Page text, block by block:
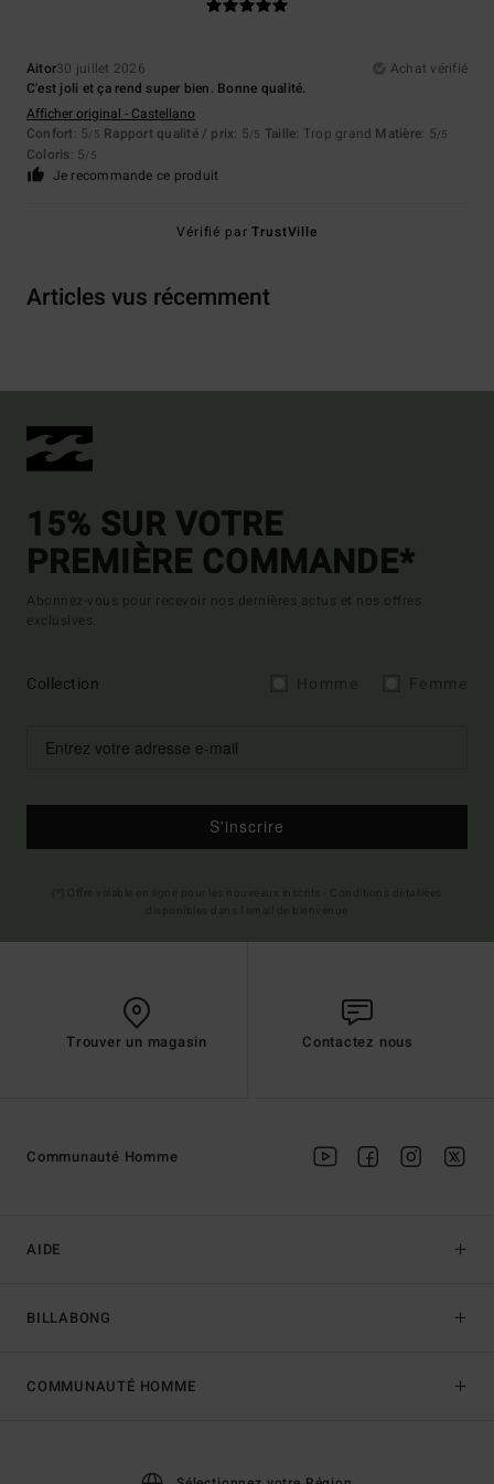
Aitor30 juillet 2026
Achat vérifié
C'est joli et ça rend super bien. Bonne qualité.
Afficher original - Castellano
Confort: 5/5 Rapport qualité / prix: 5/5 Taille: Trop grand Matière: 5/5
Coloris: 5/5
Je recommande ce produit
Vérifié parTrustVille
Articles vus récemment
15% SUR VOTRE
PREMIÈRE COMMANDE*
Abonnez-vous pour recevoir nos dernières actus et nos offres
exclusives.
Collection
S'inscrire
Trouver un magasin Contactez nous
AIDE
BILLABONG
Communauté Homme
COMMUNAUTÉ HOMME